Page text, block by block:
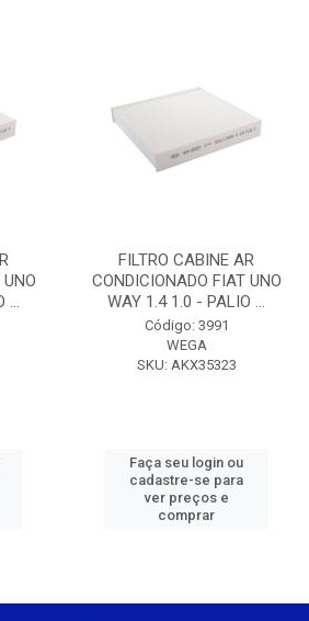
...
FILTRO CABINE AR
CONDICIONADO FIAT UNO
WAY 1.4 1.0 - PALIO ...
Código: 3991
WEGA
SKU: AKX35323
Faça seu login ou
cadastre-se para
ver preços e
comprar